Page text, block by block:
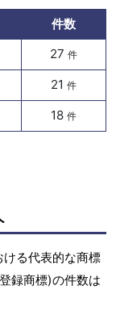
件数
27 件
21 件
18 件
る代表的な商標
録商標)の件数は